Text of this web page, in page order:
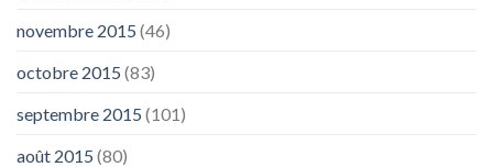
novembre 2015 (46)
octobre 2015 (83)
septembre 2015 (101)
août 2015 (80)